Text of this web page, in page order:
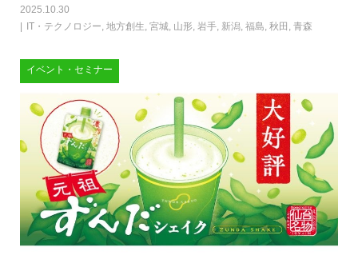
2025.10.30
IT・テクノロジー 地方創生 宮城 山形, 岩手, 新潟, 福島 秋田 青森
イベント・セミナー